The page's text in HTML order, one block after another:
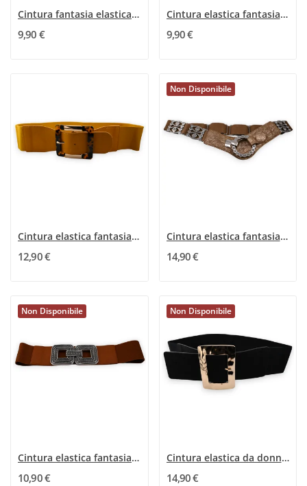
Cintura fantasia elastica da donna blu navy e...
9,90 €
Cintura elastica fantasia da donna nera e dorata
9,90 €
Cintura elastica fantasia da donna senape...
12,90 €
Non Disponibile
Cintura elastica fantasia donna beige dorato e...
14,90 €
Non Disponibile
Cintura elastica fantasia da donna camel con...
10,90 €
Non Disponibile
Cintura elastica da donna fantasia nera con...
14,90 €